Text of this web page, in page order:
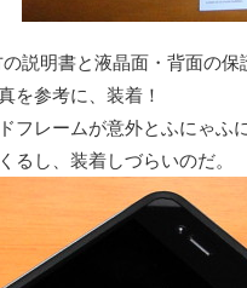
説明書と液晶面・背面の
を参考に、装着！
フレームが意外とふにゃふ
るし、装着しづらいのだ。